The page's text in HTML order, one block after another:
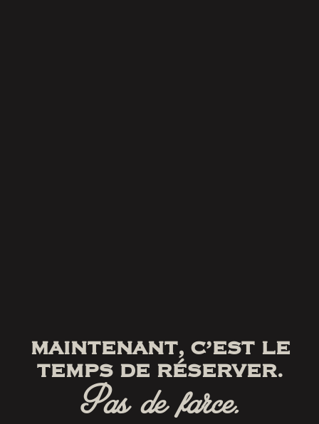
MAINTENANT, C’EST LE
TEMPS DE RÉSERVER.
Pas de farce.